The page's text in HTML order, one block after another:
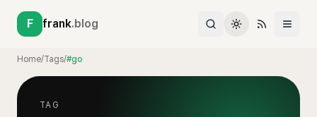
F frank.blog
Home/Tags/#go
TAG